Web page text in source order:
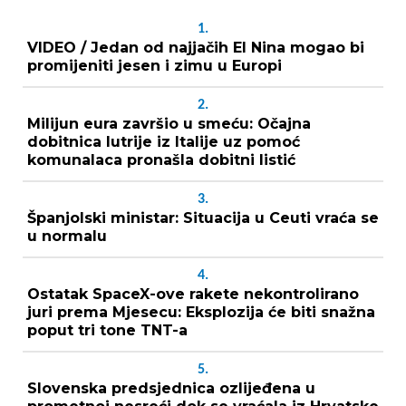
1.
VIDEO / Jedan od najjačih El Nina mogao bi
promijeniti jesen i zimu u Europi
2.
Milijun eura završio u smeću: Očajna
dobitnica lutrije iz Italije uz pomoć
komunalaca pronašla dobitni listić
3.
Španjolski ministar: Situacija u Ceuti vraća se
u normalu
4.
Ostatak SpaceX-ove rakete nekontrolirano
juri prema Mjesecu: Eksplozija će biti snažna
poput tri tone TNT-a
5.
Slovenska predsjednica ozlijeđena u